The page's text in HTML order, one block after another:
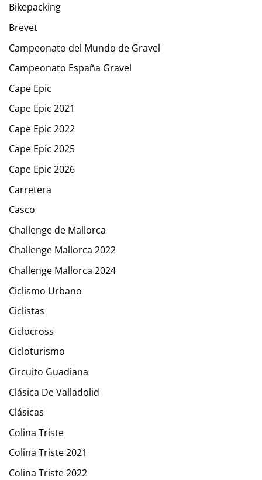
Bikepacking
Brevet
Campeonato del Mundo de Gravel
Campeonato España Gravel
Cape Epic
Cape Epic 2021
Cape Epic 2022
Cape Epic 2025
Cape Epic 2026
Carretera
Casco
Challenge de Mallorca
Challenge Mallorca 2022
Challenge Mallorca 2024
Ciclismo Urbano
Ciclistas
Ciclocross
Cicloturismo
Circuito Guadiana
Clásica De Valladolid
Clásicas
Colina Triste
Colina Triste 2021
Colina Triste 2022